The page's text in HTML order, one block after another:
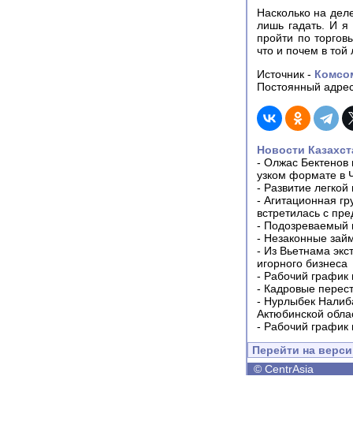
Насколько на
лишь гадать. И я
пройти по
что и почем в
Источник -
Постоянный
Новости
- Олжас Бектенов
узком формате в
- Развитие
- Агитационная
встретилась с
- Подозреваемый
- Незаконные
- Из Вьетнама
игорного бизнеса
- Рабочий график
- Кадровые
- Нурлыбек
Актюбинской
- Рабочий график
Перейти на
© CentrAsia